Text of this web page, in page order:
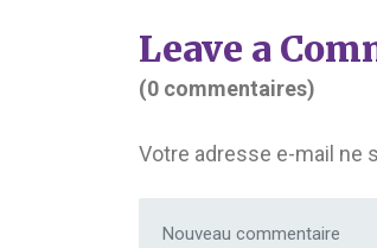
Leave a
(0 commentaires)
Votre adresse e-mail ne